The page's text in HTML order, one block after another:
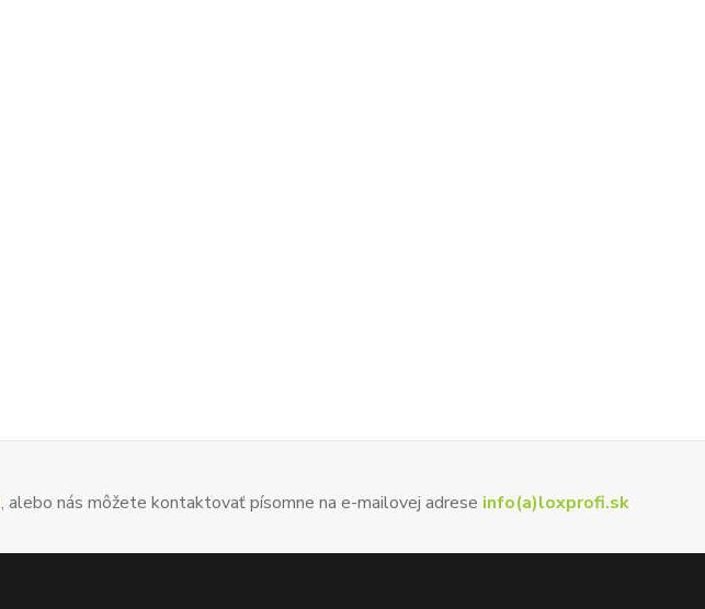
, alebo nás môžete kontaktovať písomne na e-mailovej adrese info(a)loxprofi.sk